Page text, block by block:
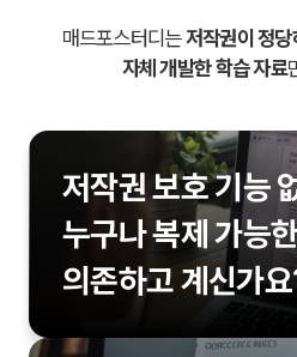
매드포스터디는저작권이 정
자체 개발한 학습 자료
저작권 보호 기능
누구나 복제 가능
의존하고 계신가